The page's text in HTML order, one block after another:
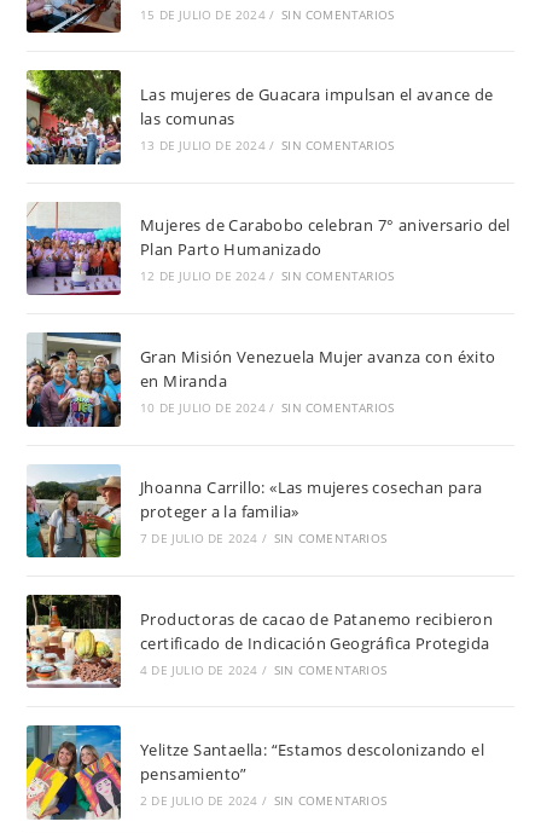
15 DE JULIO DE 2024 / SIN COMENTARIOS
Las mujeres de Guacara impulsan el avance de
las comunas
13 DE JULIO DE 2024 / SIN COMENTARIOS
Mujeres de Carabobo celebran 7° aniversario del
Plan Parto Humanizado
12 DE JULIO DE 2024 / SIN COMENTARIOS
Gran Misión Venezuela Mujer avanza con éxito
en Miranda
10 DE JULIO DE 2024 / SIN COMENTARIOS
Jhoanna Carrillo: «Las mujeres cosechan para
proteger a la familia»
7 DE JULIO DE 2024 / SIN COMENTARIOS
Productoras de cacao de Patanemo recibieron
certificado de Indicación Geográfica Protegida
4 DE JULIO DE 2024 / SIN COMENTARIOS
Yelitze Santaella: “Estamos descolonizando el
pensamiento”
2 DE JULIO DE 2024 / SIN COMENTARIOS